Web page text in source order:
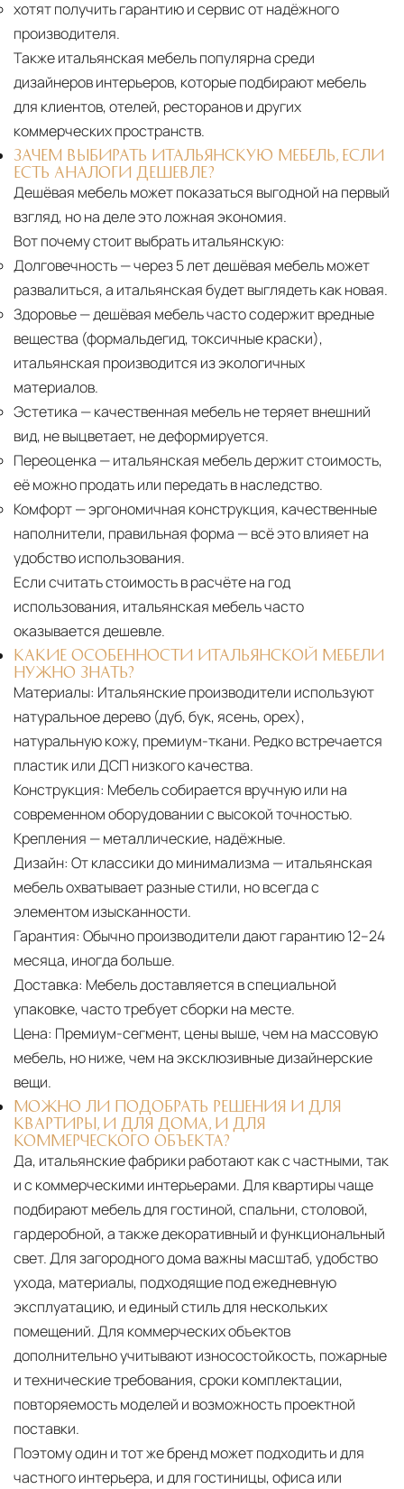
маршрута.
Страхование грузаВсе международные
поставки застрахованы в соответствии с
международными стандартами. Клиенты могут
выбрать дополнительное страхование для
критичных партий товара.
хотят получить гарантию и сервис от надёжного
производителя.
Также итальянская мебель популярна среди
дизайнеров интерьеров, которые подбирают мебель
для клиентов, отелей, ресторанов и других
коммерческих пространств.
ЗАЧЕМ ВЫБИРАТЬ ИТАЛЬЯНСКУЮ МЕБЕЛЬ, ЕСЛИ
ЕСТЬ АНАЛОГИ ДЕШЕВЛЕ?
Дешёвая мебель может показаться выгодной на первый
взгляд, но на деле это ложная экономия.
Вот почему стоит выбрать итальянскую:
Долговечность— через 5 лет дешёвая мебель может
развалиться, а итальянская будет выглядеть как новая.
Здоровье— дешёвая мебель часто содержит вредные
вещества (формальдегид, токсичные краски),
итальянская производится из экологичных
материалов.
Эстетика — качественная мебель не теряет внешний
вид, не выцветает, не деформируется.
Переоценка — итальянская мебель держит стоимость,
её можно продать или передать в наследство.
Комфорт— эргономичная конструкция, качественные
наполнители, правильная форма — всё это влияет на
удобство использования.
Если считать стоимость в расчёте на год
использования, итальянская мебель часто
оказывается дешевле.
КАКИЕ ОСОБЕННОСТИ ИТАЛЬЯНСКОЙ МЕБЕЛИ
НУЖНО ЗНАТЬ?
Материалы: Итальянские производители используют
натуральное дерево (дуб, бук, ясень, орех),
натуральную кожу, премиум-ткани. Редко встречается
пластик или ДСП низкого качества.
Конструкция: Мебель собирается вручную или на
современном оборудовании с высокой точностью.
Крепления — металлические, надёжные.
Дизайн: От классики до минимализма — итальянская
мебель охватывает разные стили, но всегда с
элементом изысканности.
Гарантия: Обычно производители дают гарантию 12–24
месяца, иногда больше.
Доставка: Мебель доставляется в специальной
упаковке, часто требует сборки на месте.
Цена: Премиум-сегмент, цены выше, чем на массовую
мебель, но ниже, чем на эксклюзивные дизайнерские
вещи.
МОЖНО ЛИ ПОДОБРАТЬ РЕШЕНИЯ И ДЛЯ
КВАРТИРЫ, И ДЛЯ ДОМА, И ДЛЯ
КОММЕРЧЕСКОГО ОБЪЕКТА?
Да, итальянские фабрики работают как с частными, так
и с коммерческими интерьерами. Для квартиры чаще
подбирают мебель для гостиной, спальни, столовой,
гардеробной, а также декоративный и функциональный
свет. Для загородного дома важны масштаб, удобство
ухода, материалы, подходящие под ежедневную
эксплуатацию, и единый стиль для нескольких
помещений. Для коммерческих объектов
дополнительно учитывают износостойкость, пожарные
и технические требования, сроки комплектации,
повторяемость моделей и возможность проектной
поставки.
Поэтому один и тот же бренд может подходить и для
частного интерьера, и для гостиницы, офиса или